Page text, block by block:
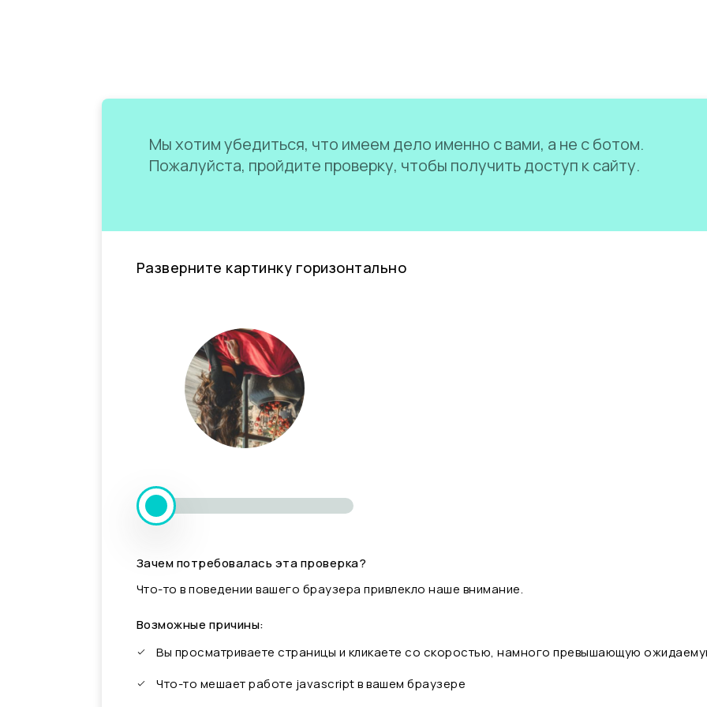
Мы хотим убедиться, что имеем дело именно с вами, а не с ботом.
Пожалуйста, пройдите проверку, чтобы получить доступ к сайту.
Разверните картинку горизонтально
Зачем потребовалась эта проверка?
Что-то в поведении вашего браузера привлекло наше внимание.
Возможные причины:
Вы просматриваете страницы и кликаете со скоростью, намного превышающую
Что-то мешает работе javascript в вашем браузере